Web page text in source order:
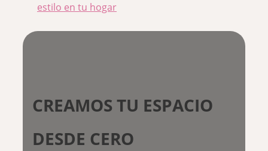
estilo en tu hogar
CREAMOS TU ESPACIO
DESDE CERO